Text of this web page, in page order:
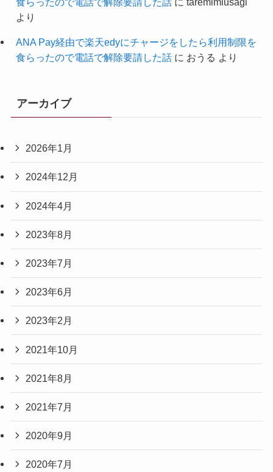
より
ANA Pay経由で楽天edyにチャージをしたら利用制限を
食らったので電話で解除要請した話に おうる より
アーカイブ
2026年1月
2024年12月
2024年4月
2023年8月
2023年7月
2023年6月
2023年2月
2021年10月
2021年8月
2021年7月
2020年9月
2020年7月